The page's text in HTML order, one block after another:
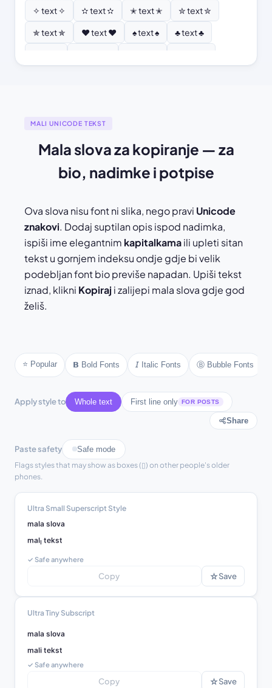
✧ text ✧
✫ text ✫ ✭ text ✭
✮ text ✮
✯ text ✯
♥ text ♥ ♠ text ♠
♣ text ♣
♫ text ♫
⚘ text ⚘
MALI UNICODE TEKST
Mala slova za kopiranje — za
bio, nadimke i potpise
Ova slova nisu font ni slika, nego pravi Unicode
znakovi. Dodaj suptilan opis ispod nadimka,
ispiši ime elegantnim kapitalkamaili upleti sitan
tekst u gornjem indeksu ondje gdje bi velik
podebljan font bio previše napadan. Upiši tekst
iznad, klikni Kopiraj i zalijepi mala slova gdje god
želiš.
⭐ Popular 𝗕 Bold Fonts 𝘐 Italic Fonts Ⓑ Bubble Fonts
Apply style to Whole text First line only FOR POSTS
Share
Paste safety
Safe mode
Flags styles that may show as boxes (▯) on other people's older
phones.
Ultra Small Superscript Style
ᵐᵃˡᵃ ˢˡᵒᵛᵃ
ᵐᵃˡᶦ ᵗᵉᵏˢᵗ
✓ Safe anywhere
Copy ☆Save
Ultra Tiny Subscript
ₘₐₗₐ ₛₗₒᵥₐ
ₘₐₗᵢ ₜₑₖₛₜ
✓ Safe anywhere
Copy ☆Save